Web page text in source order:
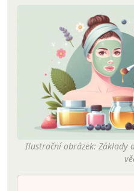
Ilustrační obrázek: Základy